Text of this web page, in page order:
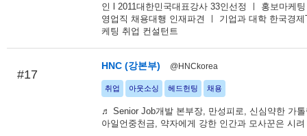
인 l 2011대한민국대표강사 33인선정 ㅣ 홍보마케
영업직 채용대행 인재파견 ㅣ 기업과 대학 한국경
케팅 취업 컨설턴트
#17
HNC (강본부) @HNCkorea
취업 아웃소싱 헤드헌팅 채용
♬ Senior Job개발 본부장, 만성피로, 신심약한 가
아일언중천금, 약자에게 강한 인간과 모사꾼은 시려